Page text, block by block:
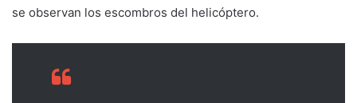
se observan los escombros del helicóptero.